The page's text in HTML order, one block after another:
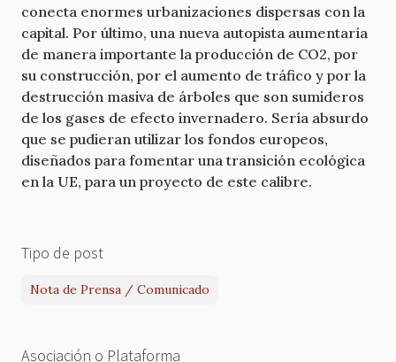
conecta enormes urbanizaciones dispersas con la
capital. Por último, una nueva autopista aumentaría
de manera importante la producción de CO2, por
su construcción, por el aumento de tráfico y por la
destrucción masiva de árboles que son sumideros
de los gases de efecto invernadero. Sería absurdo
que se pudieran utilizar los fondos europeos,
diseñados para fomentar una transición ecológica
en la UE, para un proyecto de este calibre.
Tipo de post
Nota de Prensa / Comunicado
Asociación o Plataforma